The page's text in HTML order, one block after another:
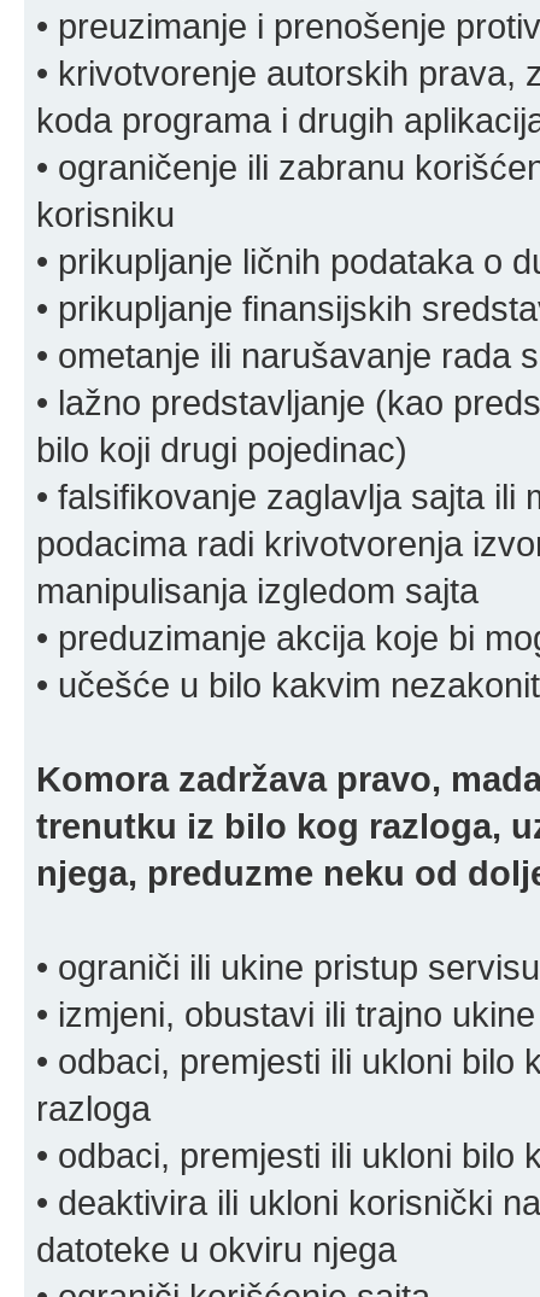
• preuzimanje i prenošenje
• krivotvorenje autorskih prava,
koda programa i drugih
• ograničenje ili zabranu
korisniku
• prikupljanje ličnih podataka o
• prikupljanje finansijskih
• ometanje ili narušavanje rada
• lažno predstavljanje (kao
bilo koji drugi pojedinac)
• falsifikovanje zaglavlja sajta ili
podacima radi krivotvorenja
manipulisanja izgledom sajta
• preduzimanje akcija koje bi
• učešće u bilo kakvim
Komora zadržava pravo,
trenutku iz bilo kog razloga,
njega, preduzme neku od
• ograniči ili ukine pristup servisu
• izmjeni, obustavi ili trajno
• odbaci, premjesti ili ukloni bilo
razloga
• odbaci, premjesti ili ukloni bilo
• deaktivira ili ukloni korisnički
datoteke u okviru njega